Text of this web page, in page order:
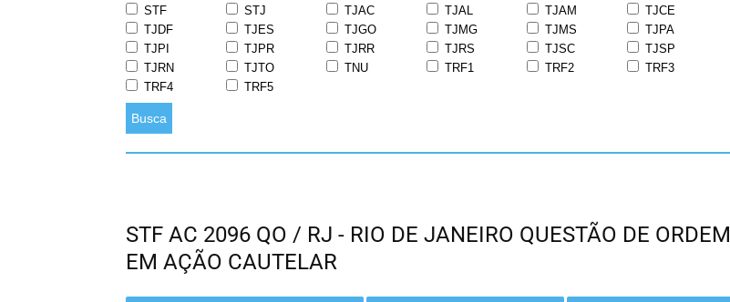
STF STJ TJAC TJAL TJAM
TJCE
TJDF
TJES TJGO TJMG TJMS
TJPA
TJPI
TJPR TJRR TJRS TJSC
TJSP
TJRN
TJTO TNU TRF1 TRF2
TRF3
TRF4
TRF5
Busca
STF AC 2096 QO / RJ - RIO DE JANEIRO QUESTÃO DE ORDEM
EM AÇÃO CAUTELAR